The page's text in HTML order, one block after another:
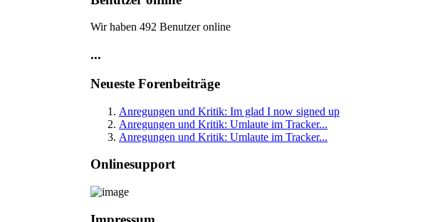
Wir haben 492 Benutzer online
...
Neueste Forenbeiträge
Anregungen und Kritik: Im glad I now signed up
Anregungen und Kritik: Umlaute im Tracker...
Anregungen und Kritik: Umlaute im Tracker...
Onlinesupport